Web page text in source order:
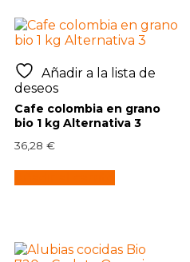
Añadir a la lista de
deseos
Cafe colombia en grano
bio 1 kg Alternativa 3
36,28€